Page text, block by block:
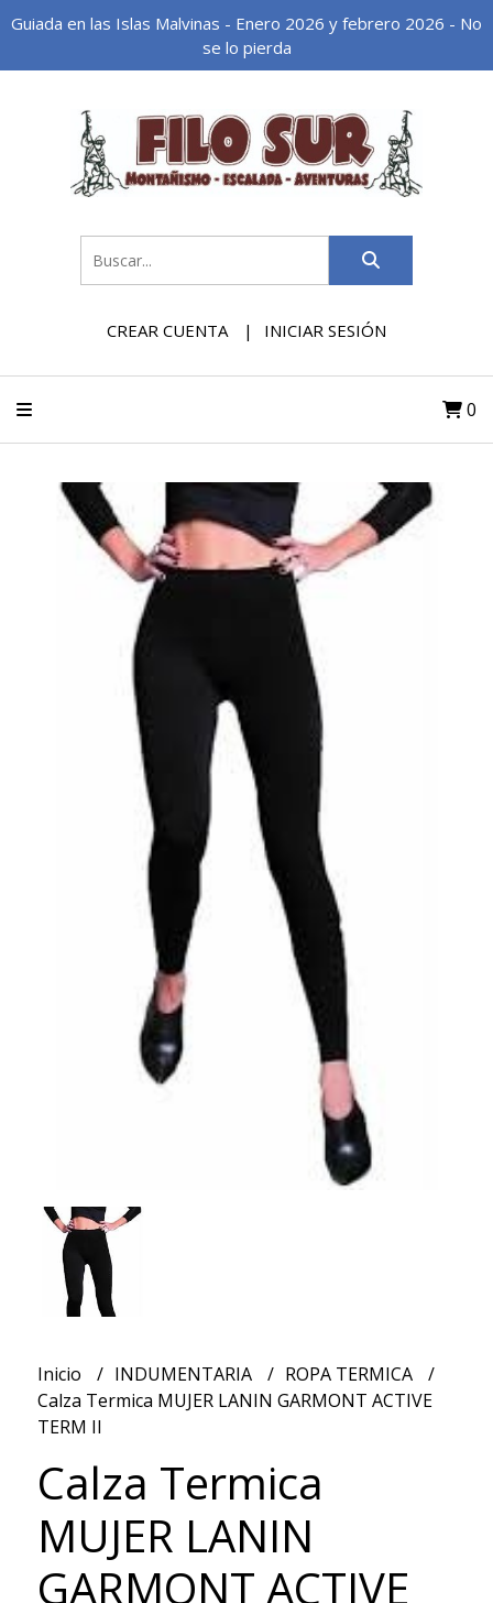
Guiada en las Islas Malvinas - Enero 2026 y febrero 2026 - No
se lo pierda
CREAR CUENTA INICIAR SESIÓN
0
Inicio INDUMENTARIA
ROPA TERMICA
Calza Termica MUJER LANIN GARMONT ACTIVE
TERM II
Calza Termica
MUJER LANIN
GARMONT ACTIVE